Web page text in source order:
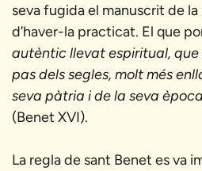
seva fugida el manuscrit de la
d’haver-la practicat. El que
autèntic llevat espiritual,
pas dels segles, molt més
seva pàtria i de la seva
(Benet XVI).
La regla de sant Benet es va